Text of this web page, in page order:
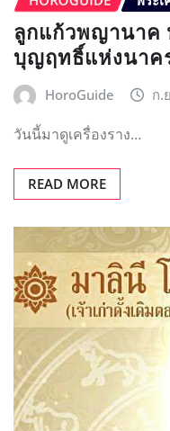
HOROGUIDE รีวิว
รีวิวหมอดูน้าก้อ